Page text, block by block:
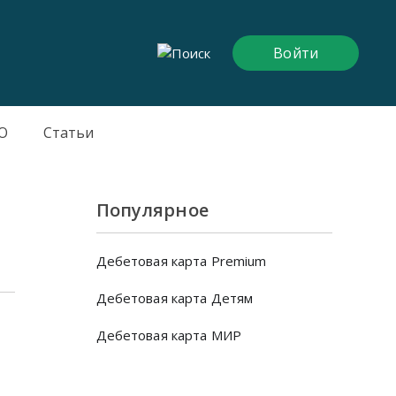
Войти
Статьи
Популярное
Дебетовая карта Premium
Дебетовая карта Детям
Дебетовая карта МИР